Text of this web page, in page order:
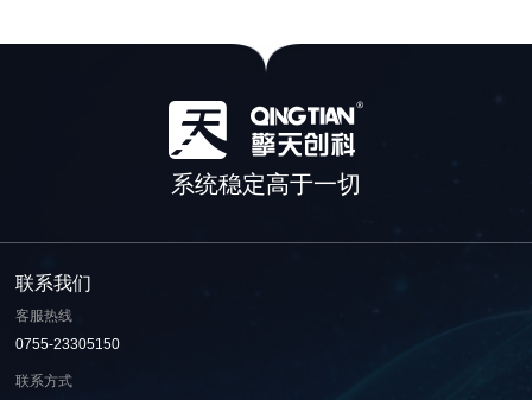
系统稳定高于一切
联系我们
客服热线
0755-23305150
联系方式